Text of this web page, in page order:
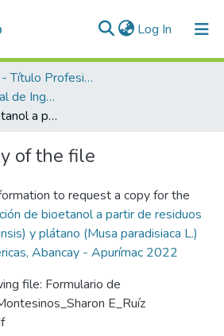
Log In (current)
Licenciatura - Título Profesional
Escuela Profesional de Ingeniería Ambiental
Obtención de bioetanol a partir de residuos de naranja (Citrus sinensis) y plátano (Musa paradisiaca L.) del mercado Las Américas, Abancay - Apurímac 2022
of the file
to request a copy for the
de bioetanol a partir de residuos
y plátano (Musa paradisiaca L.)
Abancay - Apurímac 2022
file: Formulario de
E_Ruíz